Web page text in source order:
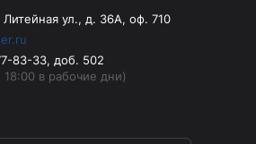
Литейная ул., д. 36А, оф. 710
83-33, доб. 502
18:00 в рабочие дни)